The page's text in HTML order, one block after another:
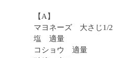
【A】
マヨネーズ 大さじ1/2
塩 適量
コショウ 適量